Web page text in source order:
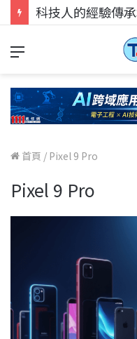
首頁 / Pixel 9 Pro
Pixel 9 Pro